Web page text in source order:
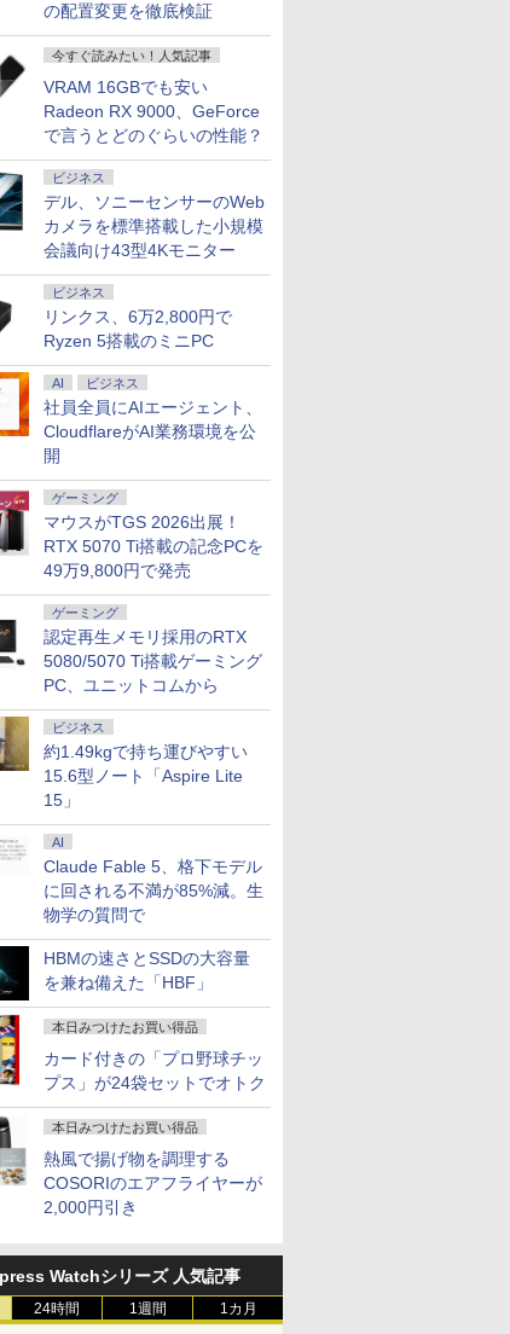
の配置変更を徹底検証
今すぐ読みたい！人気記事
VRAM 16GBでも安い
Radeon RX 9000、GeForce
で言うとどのぐらいの性能？
ビジネス
デル、ソニーセンサーのWeb
カメラを標準搭載した小規模
会議向け43型4Kモニター
ビジネス
リンクス、6万2,800円で
Ryzen 5搭載のミニPC
AI ビジネス
社員全員にAIエージェント、
CloudflareがAI業務環境を公
開
ゲーミング
マウスがTGS 2026出展！
RTX 5070 Ti搭載の記念PCを
49万9,800円で発売
ゲーミング
認定再生メモリ採用のRTX
5080/5070 Ti搭載ゲーミング
PC、ユニットコムから
ビジネス
約1.49kgで持ち運びやすい
15.6型ノート「Aspire Lite
15」
AI
Claude Fable 5、格下モデル
に回される不満が85%減。生
物学の質問で
HBMの速さとSSDの大容量
を兼ね備えた「HBF」
本日みつけたお買い得品
カード付きの「プロ野球チッ
プス」が24袋セットでオトク
本日みつけたお買い得品
熱風で揚げ物を調理する
COSORIのエアフライヤーが
2,000円引き
Watchシリーズ 人気記事
24時間 1週間 1カ月
プ
ー
13.3インチ 良品
Lenovo ThinkPad X13
Gen2 Type-20XJ フル
HD / Windows11/ 高性
5650u/ 16GB/ 爆速
NVMe式256GB-SSD/
カメラ/ 無線Wi-Fi6/
Office付き/ Win11【中
古ノートパソコン 中古
パソコン 中古PC】税
込送料無料 あす楽対応
当日発送
￥34,990
8
【中古】NEC VersaPro
｜第11世代 Core i5-
1135G7｜メモリ16GB
Windows 11 Pro｜
Webカメラ｜office付
ACアダプタ付属 USB-
￥35,000
イ
PHILIPS フィリップス
24E2N2100/11 IPSパネ
ル採用 フルHD対応
23.8型ワイド液晶ディ
証 ブラック 単品購入の
み可（同一商品であれ
ば複数購入可） クレジ
ットカード決済 代金引
換決済のみ
￥11,480
8
PHILIPS 27型ワイドデ
273V5LHAB/11ステレ
オスピーカー搭載 液晶
保証
￥12,800
セ 転生したら第七王子だ
ったので、気ままに魔
術を極めます（24）
【電子書籍】[ 石沢庸
￥825
8
100日後に英語がもの
ティブ英語書き写し [
ブレット・リンゼイ ]
￥1,980